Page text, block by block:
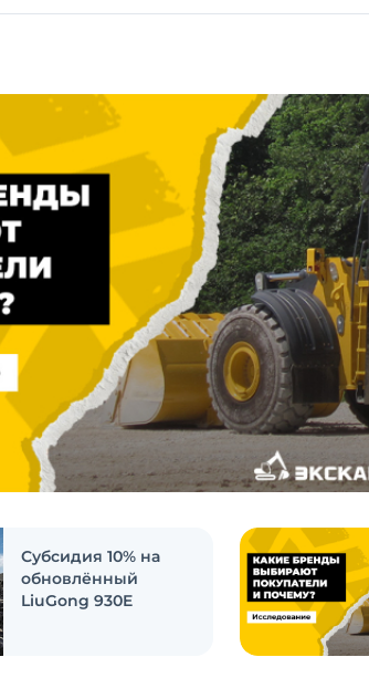
Субсидия 10% на
обновлённый
LiuGong 930E